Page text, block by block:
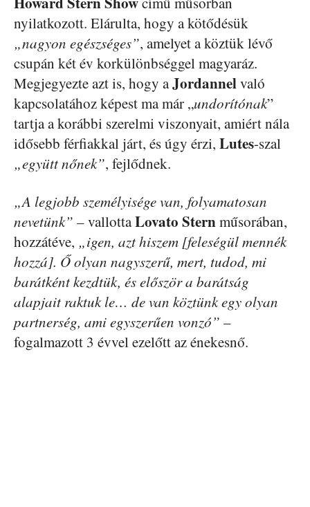
nyilatkozott. Elárulta, hogy a kötődésük
„nagyon egészséges”, amelyet a köztük lévő
csupán két év korkülönbséggel magyaráz.
Megjegyezte azt is, hogy aJordannelvaló
kapcsolatához képest ma már „undorítónak”
tartja a korábbi szerelmi viszonyait, amiért nála
idősebb férfiakkal járt, és úgy érzi, Lutes-szal
„együtt nőnek”, fejlődnek.
„A legjobb személyisége van, folyamatosan
nevetünk” – vallottaLovato Sternműsorában,
hozzátéve, „igen, azt hiszem [feleségül mennék
hozzá]. Ő olyan nagyszerű, mert, tudod, mi
barátként kezdtük, és először a barátság
alapjait raktuk le… de van köztünk egy olyan
partnerség, ami egyszerűen vonzó” –
fogalmazott 3 évvel ezelőtt az énekesnő.